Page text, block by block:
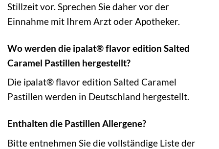
Stillzeit vor. Sprechen Sie daher vor der
Einnahme mit Ihrem Arzt oder Apotheker.
Wo werden die ipalat® flavor edition Salted
Caramel Pastillen hergestellt?
Die ipalat® flavor edition Salted Caramel
Pastillen werden in Deutschland hergestellt.
Enthalten die Pastillen Allergene?
Bitte entnehmen Sie die vollständige Liste der